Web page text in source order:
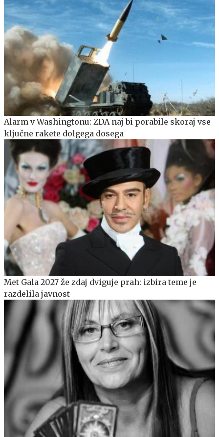
Alarm v Washingtonu: ZDA naj bi porabile skoraj vse
ključne rakete dolgega dosega
Met Gala 2027 že zdaj dviguje prah: izbira teme je
razdelila javnost